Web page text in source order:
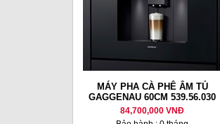
MÁY PHA CÀ PHÊ ÂM TỦ
GAGGENAU 60CM 539.56.030
84,700,000 VNĐ